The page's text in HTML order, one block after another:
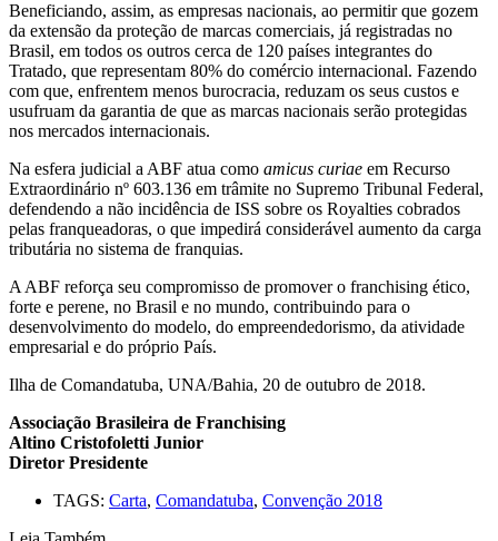
Beneficiando, assim, as empresas nacionais, ao permitir que gozem
da extensão da proteção de marcas comerciais, já registradas no
Brasil, em todos os outros cerca de 120 países integrantes do
Tratado, que representam 80% do comércio internacional. Fazendo
com que, enfrentem menos burocracia, reduzam os seus custos e
usufruam da garantia de que as marcas nacionais serão protegidas
nos mercados internacionais.
Na esfera judicial a ABF atua como amicus curiae em Recurso
Extraordinário nº 603.136 em trâmite no Supremo Tribunal Federal,
defendendo a não incidência de ISS sobre os Royalties cobrados
pelas franqueadoras, o que impedirá considerável aumento da carga
tributária no sistema de franquias.
A ABF reforça seu compromisso de promover o franchising ético,
forte e perene, no Brasil e no mundo, contribuindo para o
desenvolvimento do modelo, do empreendedorismo, da atividade
empresarial e do próprio País.
Ilha de Comandatuba, UNA/Bahia, 20 de outubro de 2018.
Associação Brasileira de Franchising
Altino Cristofoletti Junior
Diretor Presidente
TAGS: Carta, Comandatuba, Convenção 2018